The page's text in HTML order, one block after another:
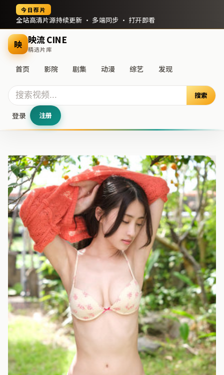
今日荐片
全站高清片源持续更新 · 多端同步 · 打开即看
映 映流 CINE
精选片库
首页 影院 剧集 动漫 综艺 发现
搜索
登录 注册